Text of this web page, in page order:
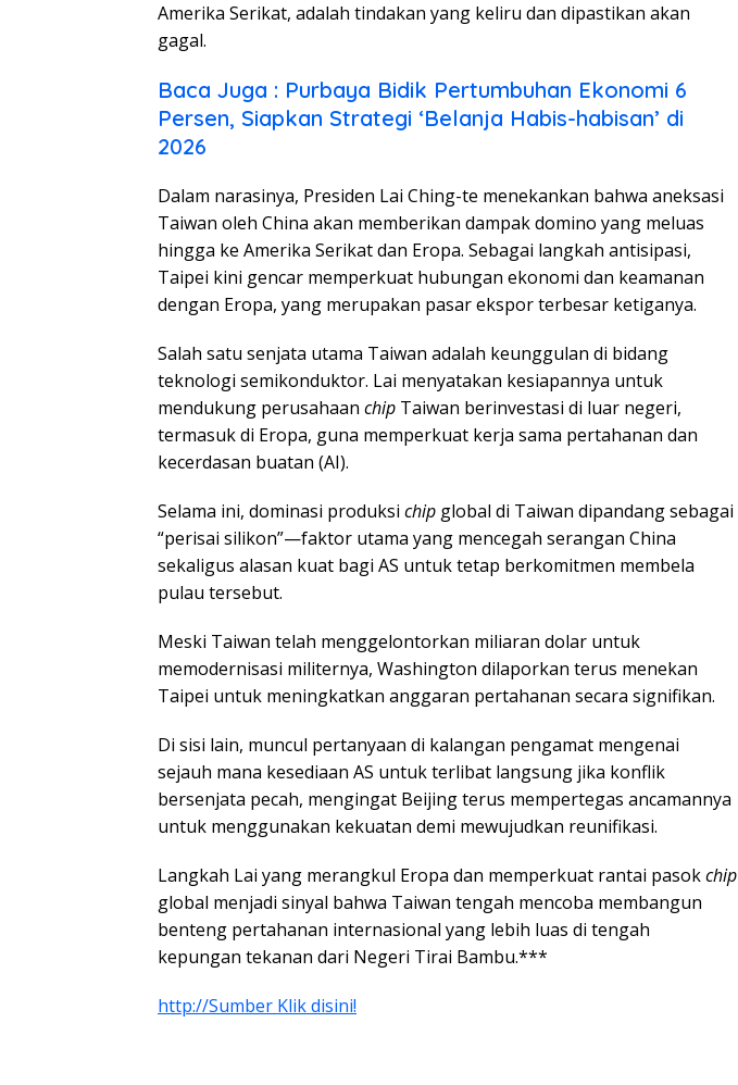
Amerika Serikat, adalah tindakan yang keliru dan dipastikan akan
gagal.
Baca Juga : Purbaya Bidik Pertumbuhan Ekonomi 6
Persen, Siapkan Strategi ‘Belanja Habis-habisan’ di
2026
Dalam narasinya, Presiden Lai Ching-te menekankan bahwa aneksasi
Taiwan oleh China akan memberikan dampak domino yang meluas
hingga ke Amerika Serikat dan Eropa. Sebagai langkah antisipasi,
Taipei kini gencar memperkuat hubungan ekonomi dan keamanan
dengan Eropa, yang merupakan pasar ekspor terbesar ketiganya.
Salah satu senjata utama Taiwan adalah keunggulan di bidang
teknologi semikonduktor. Lai menyatakan kesiapannya untuk
mendukung perusahaan chip Taiwan berinvestasi di luar negeri,
termasuk di Eropa, guna memperkuat kerja sama pertahanan dan
kecerdasan buatan (AI).
Selama ini, dominasi produksi chip global di Taiwan dipandang sebagai
“perisai silikon”—faktor utama yang mencegah serangan China
sekaligus alasan kuat bagi AS untuk tetap berkomitmen membela
pulau tersebut.
Meski Taiwan telah menggelontorkan miliaran dolar untuk
memodernisasi militernya, Washington dilaporkan terus menekan
Taipei untuk meningkatkan anggaran pertahanan secara signifikan.
Di sisi lain, muncul pertanyaan di kalangan pengamat mengenai
sejauh mana kesediaan AS untuk terlibat langsung jika konflik
bersenjata pecah, mengingat Beijing terus mempertegas ancamannya
untuk menggunakan kekuatan demi mewujudkan reunifikasi.
Langkah Lai yang merangkul Eropa dan memperkuat rantai pasokchip
global menjadi sinyal bahwa Taiwan tengah mencoba membangun
benteng pertahanan internasional yang lebih luas di tengah
kepungan tekanan dari Negeri Tirai Bambu.***
http://Sumber Klik disini!